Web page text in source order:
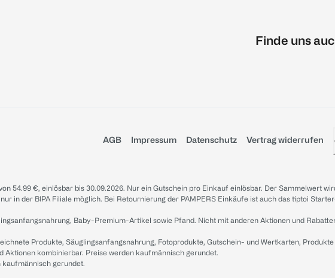
Finde uns
AGB Impressum Datenschutz Vertrag widerrufen
54.99 €, einlösbar bis 30.09.2026. Nur ein Gutschein pro Einkauf einlösbar. Der Sammelwert
in der BIPA Filiale möglich. Bei Retournierung der PAMPERS Einkäufe ist auch das tiptoi
Baby-Premium-Artikel sowie Pfand. Nicht mit anderen Aktionen und
Produkte, Säuglingsanfangsnahrung, Fotoprodukte, Gutschein- und Wertkarten,
Aktionen kombinierbar. Preise werden kaufmännisch gerundet.
kaufmännisch gerundet.